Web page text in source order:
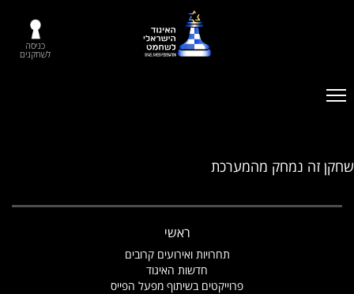
כניסה
לשחקנים
שחקן זה נמחק מהמערכת
ראשי
תחרויות ואירועים קרובים
חדשות האיגוד
פרוייקטים בשיתוף מפעל הפייס